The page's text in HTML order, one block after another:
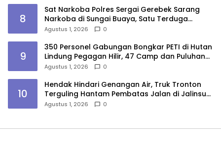
8
Sat Narkoba Polres Sergai Gerebek Sarang
Narkoba di Sungai Buaya, Satu Terduga
Pelaku Diamankan
Agustus 1, 2026 0
9
350 Personel Gabungan Bongkar PETI di Hutan
Lindung Pegagan Hilir, 47 Camp dan Puluhan
Peralatan Dimusnahkan
Agustus 1, 2026 0
10
Hendak Hindari Genangan Air, Truk Tronton
Terguling Hantam Pembatas Jalan di Jalinsum
Sergai
Agustus 1, 2026 0